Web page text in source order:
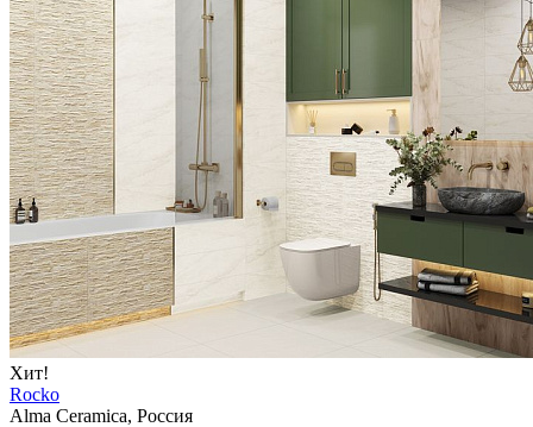
Хит!
Rocko
Alma Ceramica, Россия